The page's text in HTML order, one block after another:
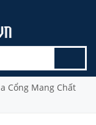
Cổng Mang Chất